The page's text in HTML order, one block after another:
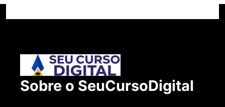
Sobre o SeuCursoDigital